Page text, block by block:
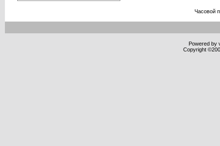
Часовой
Powered by
Copyright